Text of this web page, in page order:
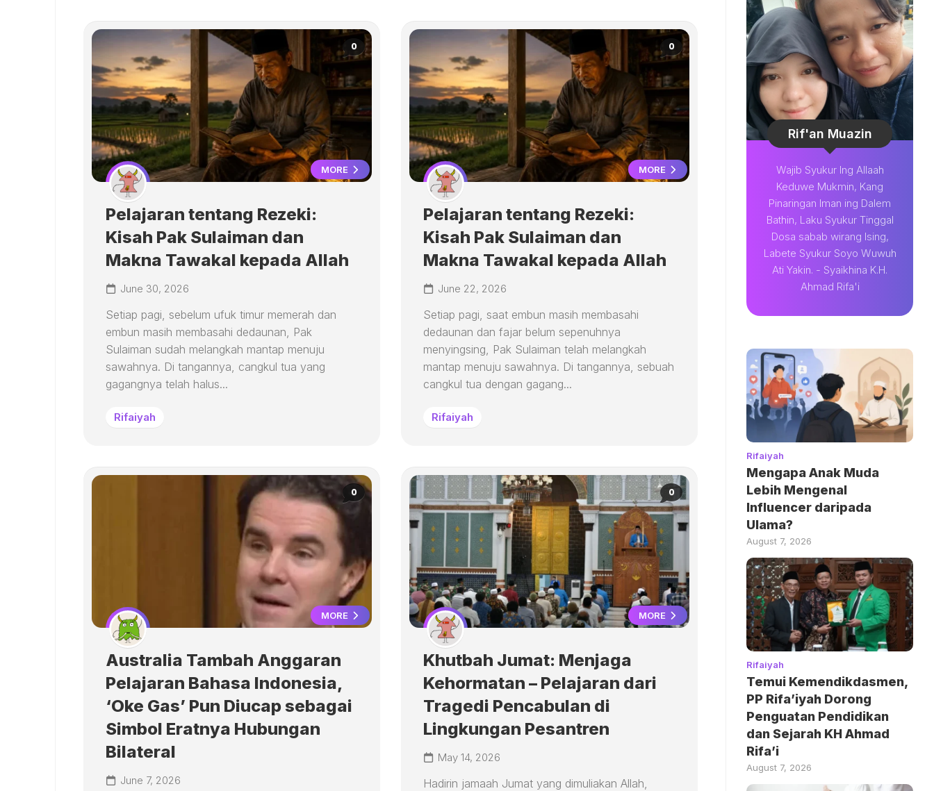
0
MORE
Pelajaran tentang Rezeki:
Kisah Pak Sulaiman dan
Makna Tawakal kepada Allah
June 30, 2026
Setiap pagi, sebelum ufuk timur memerah dan
embun masih membasahi dedaunan, Pak
Sulaiman sudah melangkah mantap menuju
sawahnya. Di tangannya, cangkul tua yang
gagangnya telah halus...
Rifaiyah
0
MORE
Pelajaran tentang Rezeki:
Kisah Pak Sulaiman dan
Makna Tawakal kepada Allah
June 22, 2026
Setiap pagi, saat embun masih membasahi
dedaunan dan fajar belum sepenuhnya
menyingsing, Pak Sulaiman telah melangkah
mantap menuju sawahnya. Di tangannya, sebuah
cangkul tua dengan gagang...
Rifaiyah
0
MORE
Australia Tambah Anggaran
Pelajaran Bahasa Indonesia,
‘Oke Gas’ Pun Diucap sebagai
Simbol Eratnya Hubungan
Bilateral
June 7, 2026
0
MORE
Khutbah Jumat: Menjaga
Kehormatan – Pelajaran dari
Tragedi Pencabulan di
Lingkungan Pesantren
May 14, 2026
Hadirin jamaah Jumat yang dimuliakan Allah,
Rif'an Muazin
Wajib Syukur Ing Allaah
Keduwe Mukmin, Kang
Pinaringan Iman ing Dalem
Bathin, Laku Syukur Tinggal
Dosa sabab wirang Ising,
Labete Syukur Soyo Wuwuh
Ati Yakin. - Syaikhina K.H.
Ahmad Rifa'i
Rifaiyah
Mengapa Anak Muda
Lebih Mengenal
Influencer daripada
Ulama?
August 7, 2026
Rifaiyah
Temui Kemendikdasmen,
PP Rifa’iyah Dorong
Penguatan Pendidikan
dan Sejarah KH Ahmad
Rifa’i
August 7, 2026